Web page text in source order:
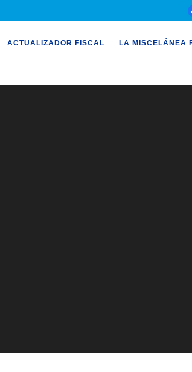
ACTUALIZADOR FISCAL LA MISCELÁNEA